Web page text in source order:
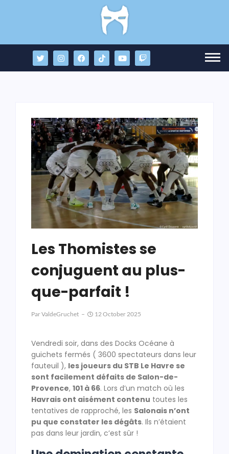
Les Thomistes se
conjuguent au plus-
que-parfait !
ParValdeGruchet 12 October 2025
Vendredi soir, dans des Docks Océane à
guichets fermés ( 3600 spectateurs dans leur
fauteuil ), les joueurs du STB Le Havre se
sont facilement défaits de Salon-de-
Provence, 101 à 66. Lors d’un match où les
Havrais ont aisément contenu toutes les
tentatives de rapproché, les Salonais n’ont
pu que constater les dégâts. Ils n’étaient
pas dans leur jardin, c’est sûr !